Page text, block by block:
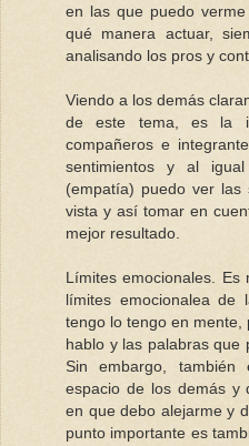
en las que puedo
qué manera actuar,
analisando los pros y
Viendo a los demás
de este tema, es la
compañeros e
sentimientos y al
(empatía) puedo ver las
vista y así tomar en
mejor resultado.
Límites emocionales.
límites emocionalea de
tengo lo tengo en
hablo y las palabras que
Sin embargo,
espacio de los demás y
en que debo alejarme y
punto importante es